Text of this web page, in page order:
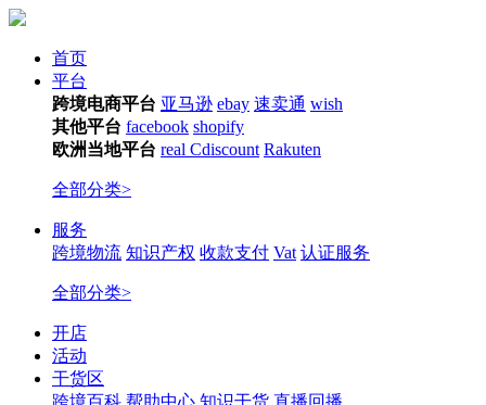
首页
平台
跨境电商平台 亚马逊 ebay 速卖通 wish
其他平台 facebook shopify
欧洲当地平台 real Cdiscount Rakuten
全部分类>
服务
跨境物流 知识产权 收款支付 Vat 认证服务
全部分类>
开店
活动
干货区
跨境百科 帮助中心 知识干货 直播回播